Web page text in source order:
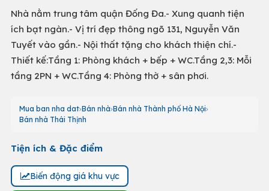
Nhà nằm trung tâm quận Đống Đa.- Xung quanh tiện
ích bạt ngàn.- Vị trí đẹp thông ngõ 131, Nguyễn Văn
Tuyết vào gần.- Nội thất tặng cho khách thiện chí.-
Thiết kế:Tầng 1: Phòng khách + bếp + WC.Tầng 2,3: Mỗi
tầng 2PN + WC.Tầng 4: Phòng thờ + sân phơi.
Mua ban nha dat Bán nhà Bán nhà Thành phố Hà Nội
Bán nhà Thái Thịnh
Tiện ích & Đặc điểm
Biến động giá khu vực